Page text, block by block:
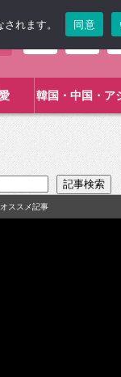
韓国・中国・ア
オススメ記事
れます。 同意